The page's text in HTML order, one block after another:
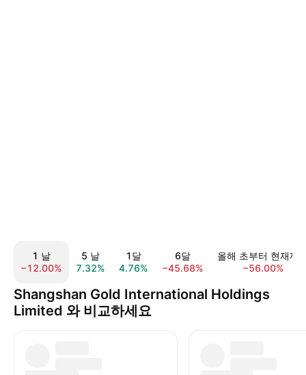
1 날
−12.00%
5 날
7.32%
1달
4.76%
6달
−45.68%
올해 초부터 현재까
−56.00%
Shangshan Gold International Holdings
Limited 와 비교하세요